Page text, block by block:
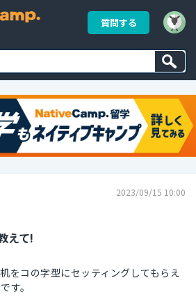
質問する
2023/09/15 10:00
えて!
をコの字型にセッティングしてもらえ
す。